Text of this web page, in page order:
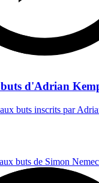
d'Adrian
buts inscrits par